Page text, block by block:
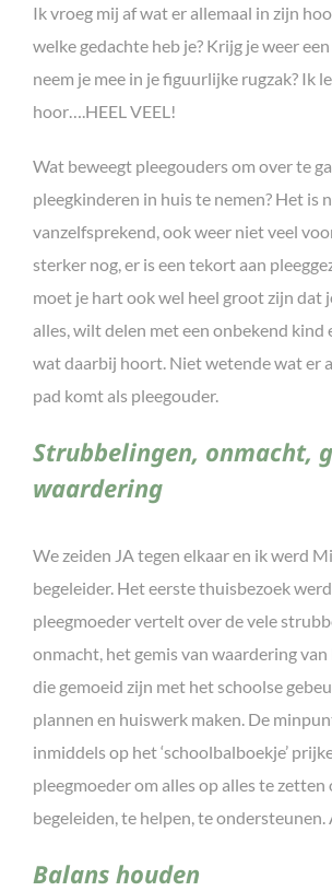
Ik vroeg mij af wat er allemaal in zijn
welke gedachte heb je? Krijg je weer
neem je mee in je figuurlijke rugzak? Ik
hoor….HEEL VEEL!
Wat beweegt pleegouders om over te
pleegkinderen in huis te nemen? Het is
vanzelfsprekend, ook weer niet veel
sterker nog, er is een tekort aan
moet je hart ook wel heel groot zijn dat
alles, wilt delen met een onbekend kind
wat daarbij hoort. Niet wetende wat er
pad komt als pleegouder.
Strubbelingen, onmacht,
waardering
We zeiden JA tegen elkaar en ik werd
begeleider. Het eerste thuisbezoek
pleegmoeder vertelt over de vele
onmacht, het gemis van waardering
die gemoeid zijn met het schoolse
plannen en huiswerk maken. De
inmiddels op het ‘schoolbalboekje’
pleegmoeder om alles op alles te
begeleiden, te helpen, te ondersteunen.
Balans houden